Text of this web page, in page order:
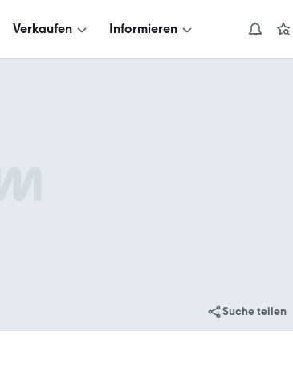
Verkaufen Informieren
Suche teilen